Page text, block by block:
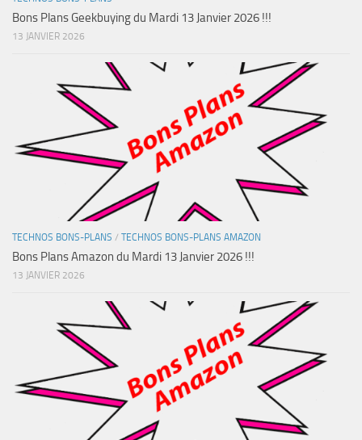
Bons Plans Geekbuying du Mardi 13 Janvier 2026 !!!
13 JANVIER 2026
TECHNOS BONS-PLANS / TECHNOS BONS-PLANS AMAZON
Bons Plans Amazon du Mardi 13 Janvier 2026 !!!
13 JANVIER 2026